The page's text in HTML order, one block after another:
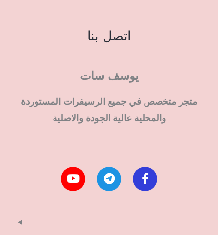
اتصل بنا
يوسف سات
متجر متخصص في جميع الرسيفرات المستوردة
والمحلية عالية الجودة والاصلية